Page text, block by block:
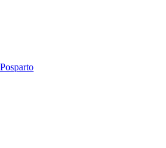
Posparto